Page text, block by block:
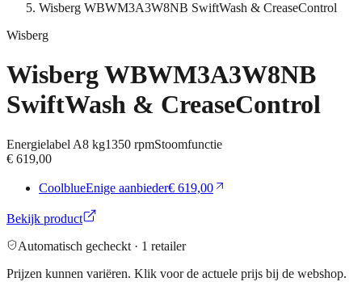
Wisberg WBWM3A3W8NB SwiftWash & CreaseControl
Wisberg
Wisberg WBWM3A3W8NB
SwiftWash & CreaseControl
Energielabel A8 kg1350 rpmStoomfunctie
€ 619,00
CoolblueEnige aanbieder€ 619,00
Bekijk product
Automatisch gecheckt · 1 retailer
Prijzen kunnen variëren. Klik voor de actuele prijs bij de webshop.